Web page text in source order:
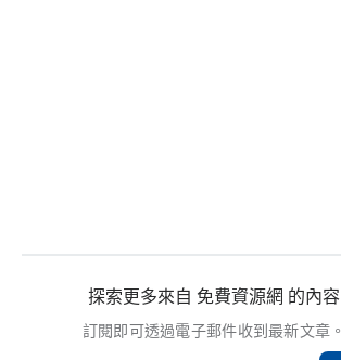
探索更多來自 免費資源網 的內容
訂閱即可透過電子郵件收到最新文章。